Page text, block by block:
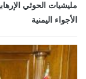
مليشيات الحوثي
الأجواء اليمنية